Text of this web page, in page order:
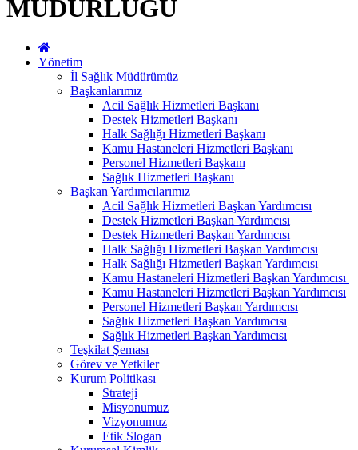
MÜDÜRLÜĞÜ
Yönetim
İl Sağlık Müdürümüz
Başkanlarımız
Acil Sağlık Hizmetleri Başkanı
Destek Hizmetleri Başkanı
Halk Sağlığı Hizmetleri Başkanı
Kamu Hastaneleri Hizmetleri Başkanı
Personel Hizmetleri Başkanı
Sağlık Hizmetleri Başkanı
Başkan Yardımcılarımız
Acil Sağlık Hizmetleri Başkan Yardımcısı
Destek Hizmetleri Başkan Yardımcısı
Destek Hizmetleri Başkan Yardımcısı
Halk Sağlığı Hizmetleri Başkan Yardımcısı
Halk Sağlığı Hizmetleri Başkan Yardımcısı
Kamu Hastaneleri Hizmetleri Başkan Yardımcısı ​
Kamu Hastaneleri Hizmetleri Başkan Yardımcısı
Personel Hizmetleri Başkan Yardımcısı
Sağlık Hizmetleri Başkan Yardımcısı
Sağlık Hizmetleri Başkan Yardımcısı
Teşkilat Şeması
Görev ve Yetkiler
Kurum Politikası
Strateji
Misyonumuz
Vizyonumuz
Etik Slogan